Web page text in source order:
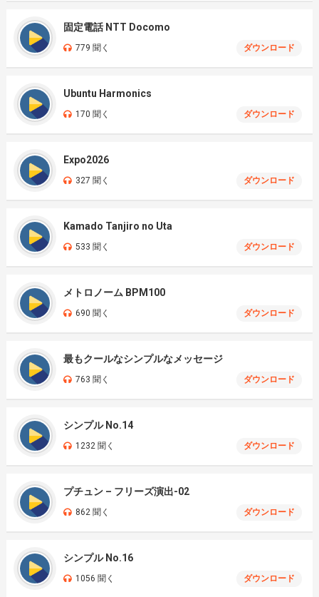
固定電話 NTT Docomo
779 聞く ダウンロード
Ubuntu Harmonics
170 聞く ダウンロード
Expo2026
327 聞く ダウンロード
Kamado Tanjiro no Uta
533 聞く ダウンロード
メトロノーム BPM100
690 聞く ダウンロード
最もクールなシンプルなメッセージ
763 聞く ダウンロード
シンプル No.14
1232 聞く ダウンロード
プチュン – フリーズ演出-02
862 聞く ダウンロード
シンプル No.16
1056 聞く ダウンロード